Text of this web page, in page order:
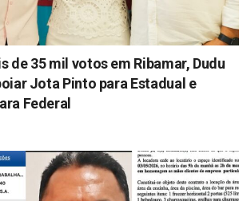
de 35 mil votos em Ribamar, Dudu
Jota Pinto para Estadual e
Federal